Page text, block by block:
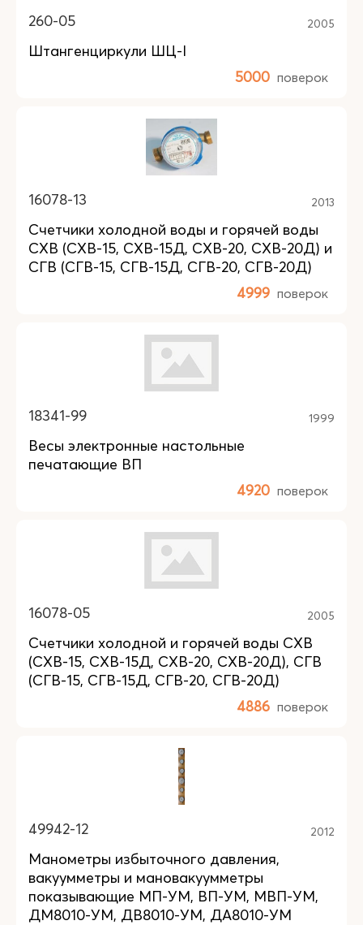
260-05 2005
Штангенциркули ШЦ-I
5000 поверок
16078-13 2013
Счетчики холодной воды и горячей воды
СХВ (СХВ-15, СХВ-15Д, СХВ-20, СХВ-20Д) и
СГВ (СГВ-15, СГВ-15Д, СГВ-20, СГВ-20Д)
4999 поверок
18341-99 1999
Весы электронные настольные
печатающие ВП
4920 поверок
16078-05 2005
Счетчики холодной и горячей воды СХВ
(СХВ-15, СХВ-15Д, СХВ-20, СХВ-20Д), СГВ
(СГВ-15, СГВ-15Д, СГВ-20, СГВ-20Д)
4886 поверок
49942-12 2012
Манометры избыточного давления,
вакуумметры и мановакуумметры
показывающие МП-УМ, ВП-УМ, МВП-УМ,
ДМ8010-УМ, ДВ8010-УМ, ДА8010-УМ